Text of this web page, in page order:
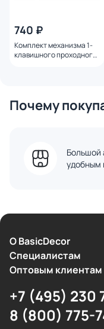
740 ₽
Комплект механизма 1-
клавишного проходного
Почему
Большой
удобным
О BasicDecor
Cпециалистам
Оптовым клиентам
+7 (495) 230
8 (800) 775-